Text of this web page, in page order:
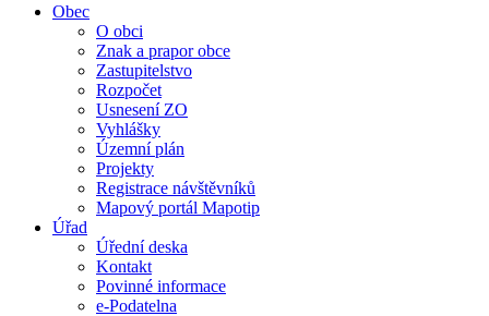
Obec
O obci
Znak a prapor obce
Zastupitelstvo
Rozpočet
Usnesení ZO
Vyhlášky
Územní plán
Projekty
Registrace návštěvníků
Mapový portál Mapotip
Úřad
Úřední deska
Kontakt
Povinné informace
e-Podatelna